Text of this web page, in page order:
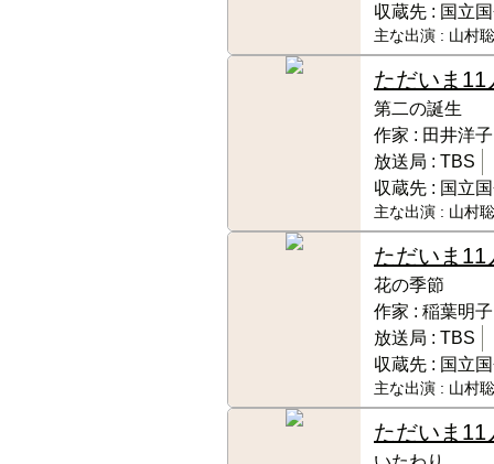
収蔵先 : 国立
主な出演 : 山村
ただいま11
第二の誕生
作家 : 田井洋子
放送局 : TBS
収蔵先 : 国立
主な出演 : 山村
ただいま11
花の季節
作家 : 稲葉明子
放送局 : TBS
収蔵先 : 国立
主な出演 : 山村
ただいま11